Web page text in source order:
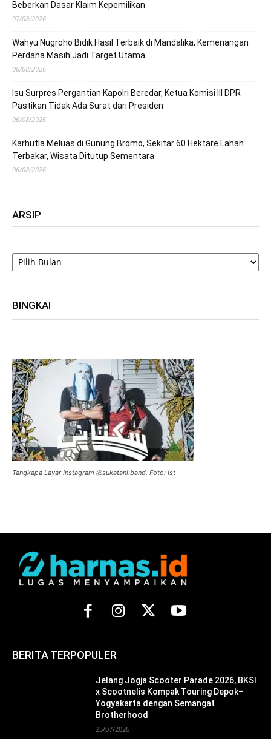
Beberkan Dasar Klaim Kepemilikan
07/08/2026
Wahyu Nugroho Bidik Hasil Terbaik di Mandalika, Kemenangan
Perdana Masih Jadi Target Utama
06/08/2026
Isu Surpres Pergantian Kapolri Beredar, Ketua Komisi III DPR
Pastikan Tidak Ada Surat dari Presiden
06/08/2026
Karhutla Meluas di Gunung Bromo, Sekitar 60 Hektare Lahan
Terbakar, Wisata Ditutup Sementara
06/08/2026
ARSIP
ARSIP
BINGKAI
Tangkapa Layar Instagram @sukatani.band. Foto: Ist
BERITA TERPOPULER
Jelang Jogja Scooter Parade 2026, BKSI
x Scootnelis Kompak Touring Depok–
Yogyakarta dengan Semangat
Brotherhood
25/07/2026